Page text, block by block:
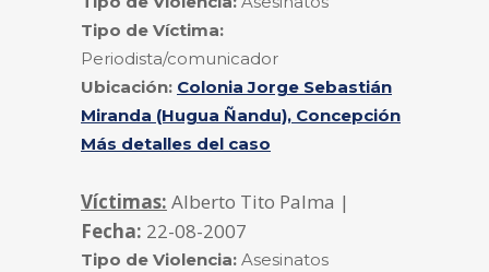
Tipo de Víctima:
Periodista/comunicador
Ubicación: Colonia Jorge Sebastián
Miranda (Hugua Ñandu), Concepción
Más detalles del caso
Víctimas: Alberto Tito Palma |
Fecha: 22-08-2007
Tipo de Violencia: Asesinatos